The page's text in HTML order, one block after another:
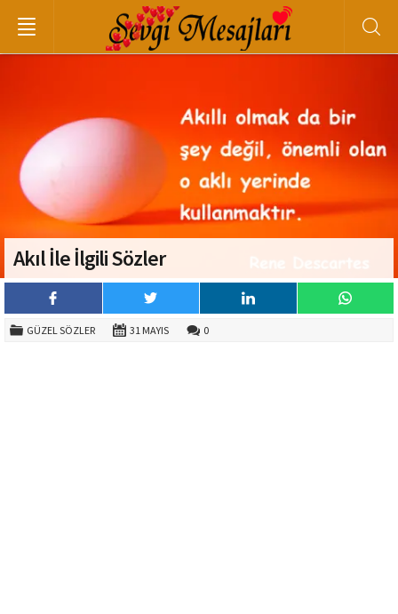
Akıl İle İlgili Sözler
GÜZEL SÖZLER 31 MAYIS 0